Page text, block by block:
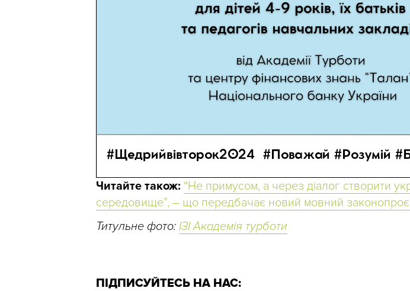
Читайте також: “Не примусом, а через діалог створити
середовище”, – що передбачає новий мовний
Титульне фото: ІЗІ Академія турботи
ПІДПИСУЙТЕСЬ НА НАС: